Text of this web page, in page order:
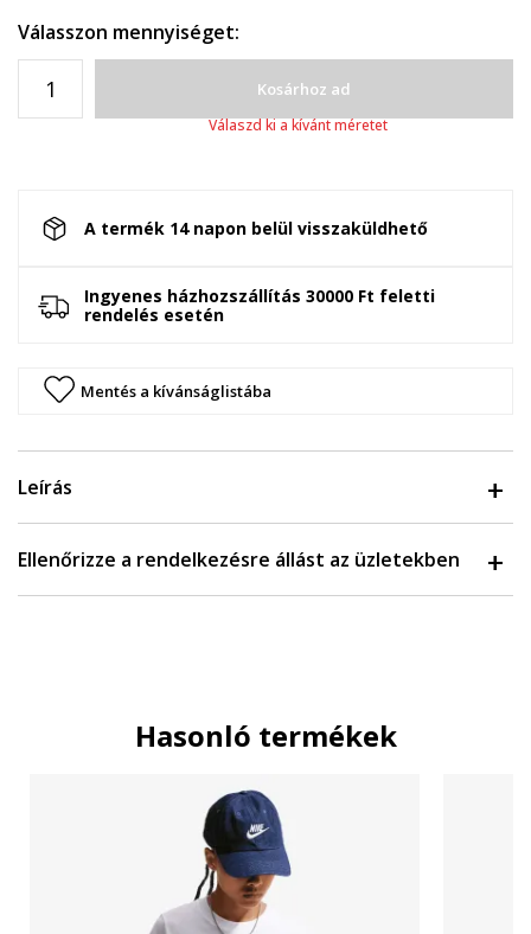
Válasszon mennyiséget:
Kosárhoz ad
Válaszd ki a kívánt méretet
A termék 14 napon belül visszaküldhető
Ingyenes házhozszállítás 30000 Ft feletti
rendelés esetén
Mentés a kívánságlistába
Leírás
Ellenőrizze a rendelkezésre állást az üzletekben
Hasonló termékek